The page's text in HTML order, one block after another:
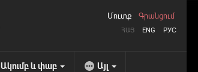
ՀԱՅ ENG РУС
Մուտք Գրանցում
Ակումբ և փաբ Այլ